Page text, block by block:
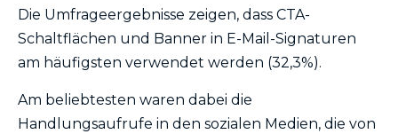
Die Umfrageergebnisse zeigen, dass CTA-
Schaltflächen und Banner in E-Mail-Signaturen
am häufigsten verwendet werden (32,3%).
Am beliebtesten waren dabei die
Handlungsaufrufe in den sozialen Medien, die von